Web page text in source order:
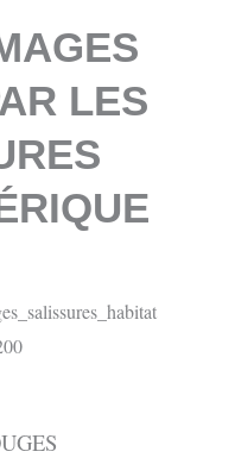
LES